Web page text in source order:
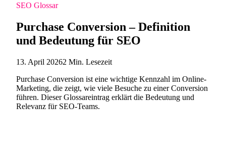
SEO Glossar
Purchase Conversion – Definition
und Bedeutung für SEO
13. April 20262 Min. Lesezeit
Purchase Conversion ist eine wichtige Kennzahl im Online-
Marketing, die zeigt, wie viele Besuche zu einer Conversion
führen. Dieser Glossareintrag erklärt die Bedeutung und
Relevanz für SEO-Teams.